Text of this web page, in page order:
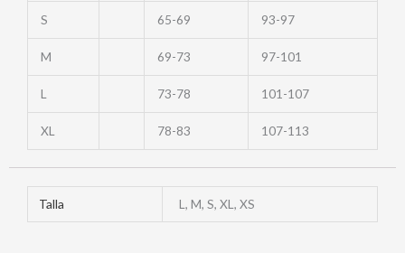
S 65-69 93-97
M 69-73 97-101
L 73-78 101-107
XL 78-83 107-113
Talla L, M, S, XL, XS